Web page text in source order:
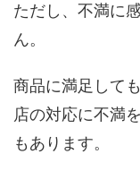
ただし、不満に
ん。
商品に満足しても
店の対応に不満
もあります。